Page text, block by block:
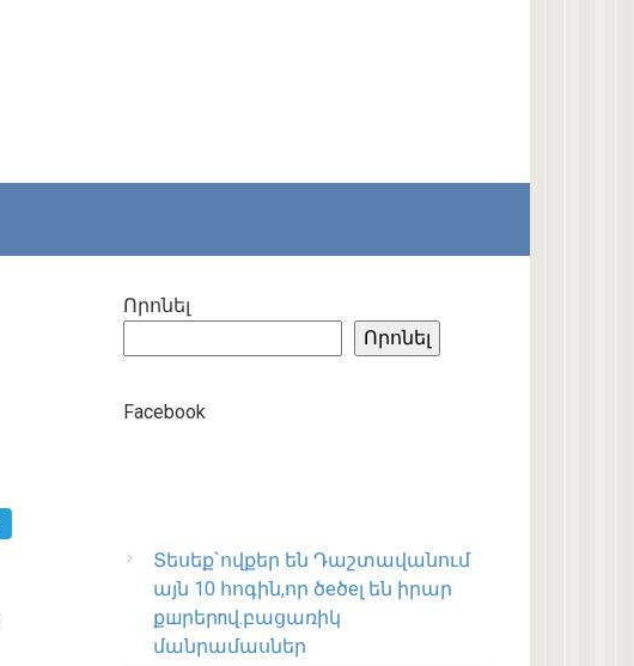
Որոնել
Որոնել
Facebook
Տեսեք`ովքեր են Դաշտավանում
այն 10 հոգին,որ ծeծeլ են իրար
քшրերnվ.բացառիկ
մանրամասներ